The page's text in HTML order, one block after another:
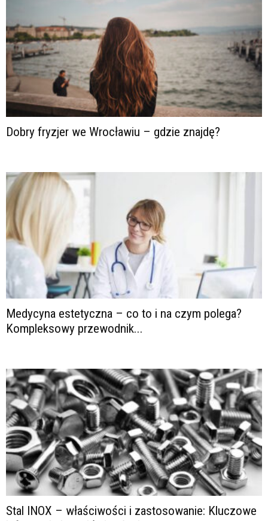
Dobry fryzjer we Wrocławiu – gdzie znajdę?
Medycyna estetyczna – co to i na czym polega?
Kompleksowy przewodnik...
Stal INOX – właściwości i zastosowanie: Kluczowe